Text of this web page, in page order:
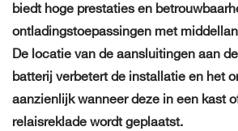
biedt hoge prestaties en
ontladingstoepassingen met
De locatie van de aansluitingen aan
batterij verbetert de installatie en het
aanzienlijk wanneer deze in een kast
relaisreklade wordt geplaatst.